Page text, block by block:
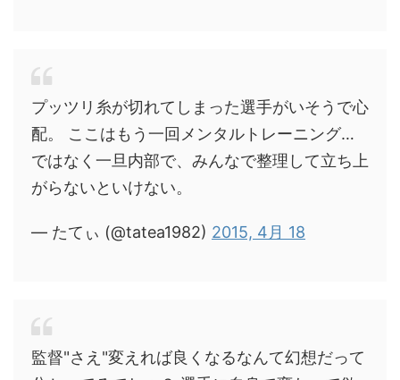
プッツリ糸が切れてしまった選手がいそうで心
配。 ここはもう一回メンタルトレーニング…
ではなく一旦内部で、みんなで整理して立ち上
がらないといけない。
— たてぃ (@tatea1982) 2015, 4月 18
監督"さえ"変えれば良くなるなんて幻想だって